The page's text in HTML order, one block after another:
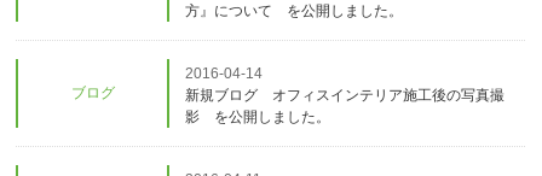
方』について を公開しました。
ブログ
2016-04-14
新規ブログ オフィスインテリア施工後の写真撮
影 を公開しました。